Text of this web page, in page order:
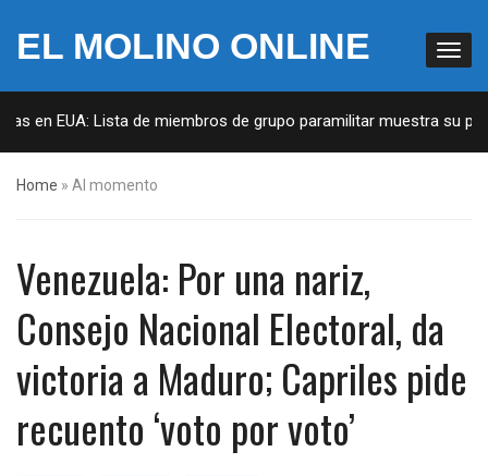
EL MOLINO ONLINE
en EUA: Lista de miembros de grupo paramilitar muestra su
Home » Al momento
Venezuela: Por una nariz,
Consejo Nacional Electoral, da
victoria a Maduro; Capriles pide
recuento ‘voto por voto’